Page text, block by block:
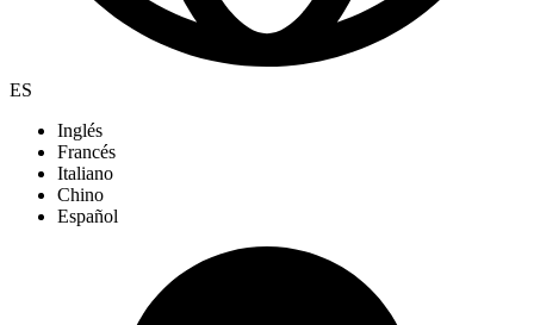
ES
Inglés
Francés
Italiano
Chino
Español